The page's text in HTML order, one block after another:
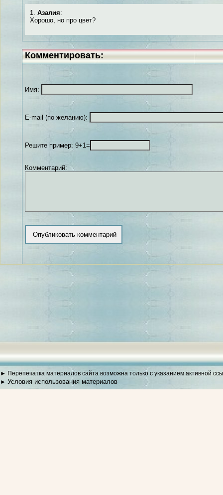
1. Aзалия:
Хорошо, но про цвет?
Комментировать:
Имя:
E-mail (по желанию):
Решите пример: 9+1=
Комментарий:
► Перепечатка материалов сайта возможна только с указанием активной
► Условия использования материалов